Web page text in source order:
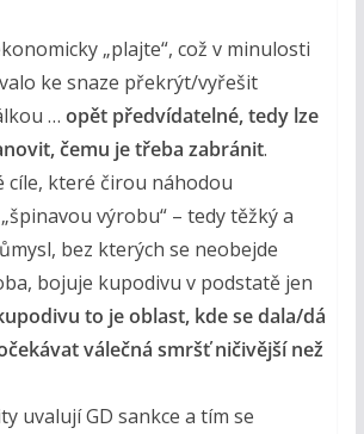
„plajte“, což v minulosti
ke snaze překrýt/vyřešit
… opětpředvídatelné, tedy lze
čemu je třeba zabránit.
cíle, které čirou náhodou
výrobu“ – tedy těžký a
bez kterých se neobejde
bojuje kupodivu v podstatě jen
to je oblast, kdese dala/dá
válečná smršť ničivější než
uvalují GD sankce a tím se